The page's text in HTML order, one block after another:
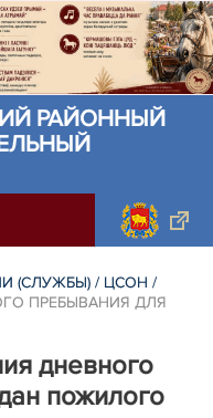
РАЙОННЫЙ
(СЛУЖБЫ) / ЦСОН /
ПРЕБЫВАНИЯ ДЛЯ
дневного
пожилого